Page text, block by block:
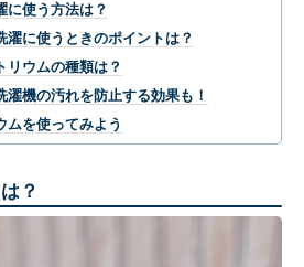
に使う方法は？
濯に使うときのポイントは？
リウムの種類は？
機の汚れを防止する効果も！
ムを使ってみよう
？